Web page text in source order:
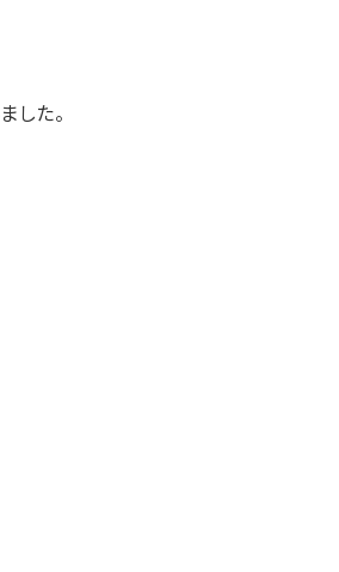
した。